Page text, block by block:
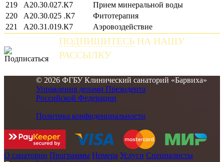
219
A20.30.027.К7
Прием минеральной воды
220
A20.30.025 .К7
Фитотерапия
221
А20.31.019.К7 Аэровоздействие
ПОДПИШИТЕСЬ НА НАШУ
РАССЫЛКУ
© 2026 ФГБУ Клинический санаторий «Барвиха»
Управления делами Президента
Российской Федерации
Политика конфиденциальности
О санатории Программы Номера Услуги Специалисты